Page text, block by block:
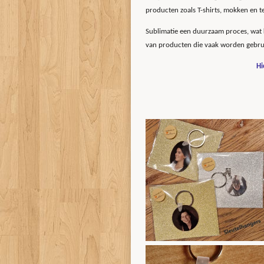
producten zoals T-shirts, mokken en
Sublimatie een duurzaam proces,
van producten die vaak worden